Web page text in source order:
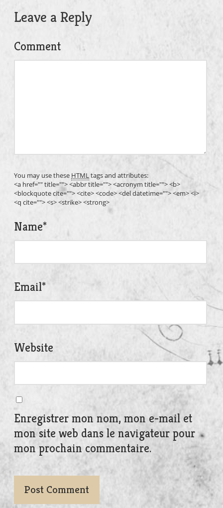
Leave a Reply
Comment
You may use these HTMLtags and attributes:
<a href="" title=""> <abbr title=""> <acronym title=""> <b>
<blockquote cite=""> <cite> <code> <del datetime=""> <em> <i>
<q cite=""> <s> <strike> <strong>
Name*
Email*
Website
Enregistrer mon nom, mon e-mail et
mon site web dans le navigateur pour
mon prochain commentaire.